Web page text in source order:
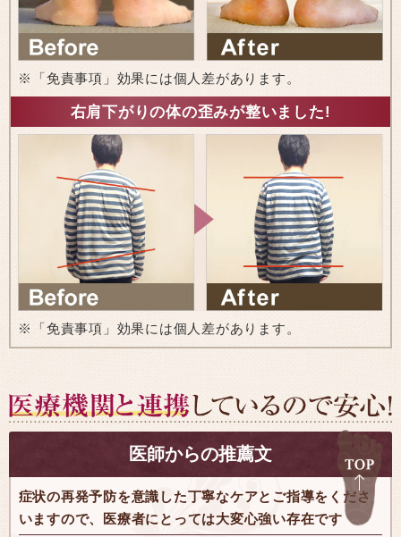
※「免責事項」効果には個人差があります。
右肩下がりの体の歪みが整いました!
※「免責事項」効果には個人差があります。
医師からの推薦文
症状の再発予防を意識した丁寧なケアとご指導をくださ
いますので、医療者にとっては大変心強い存在です